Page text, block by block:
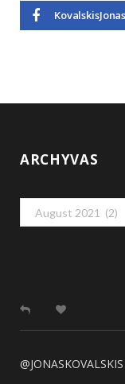
KovalskisJonas
ARCHYVAS
Archyvas
@JONASKOVALSKIS